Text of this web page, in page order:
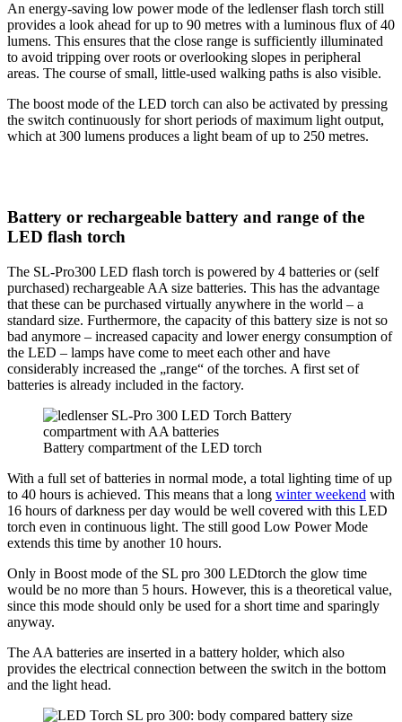
An energy-saving low power mode of the ledlenser flash torch still
provides a look ahead for up to 90 metres with a luminous flux of 40
lumens. This ensures that the close range is sufficiently illuminated
to avoid tripping over roots or overlooking slopes in peripheral
areas. The course of small, little-used walking paths is also visible.
The boost mode of the LED torch can also be activated by pressing
the switch continuously for short periods of maximum light output,
which at 300 lumens produces a light beam of up to 250 metres.
Battery or rechargeable battery and range of the
LED flash torch
The SL-Pro300 LED flash torch is powered by 4 batteries or (self
purchased) rechargeable AA size batteries. This has the advantage
that these can be purchased virtually anywhere in the world – a
standard size. Furthermore, the capacity of this battery size is not so
bad anymore – increased capacity and lower energy consumption of
the LED – lamps have come to meet each other and have
considerably increased the „range“ of the torches. A first set of
batteries is already included in the factory.
Battery compartment of the LED torch
With a full set of batteries in normal mode, a total lighting time of up
to 40 hours is achieved. This means that a long winter weekend with
16 hours of darkness per day would be well covered with this LED
torch even in continuous light. The still good Low Power Mode
extends this time by another 10 hours.
Only in Boost mode of the SL pro 300 LEDtorch the glow time
would be no more than 5 hours. However, this is a theoretical value,
since this mode should only be used for a short time and sparingly
anyway.
The AA batteries are inserted in a battery holder, which also
provides the electrical connection between the switch in the bottom
and the light head.